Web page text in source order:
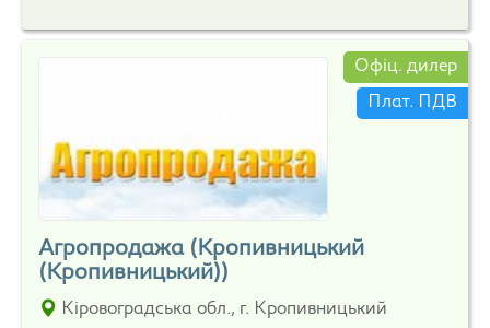
Агропродажа (Кропивницький
(Кропивницький))
Кіровоградська обл., г. Кропивницький
Офіц. дилер
Плат. ПДВ